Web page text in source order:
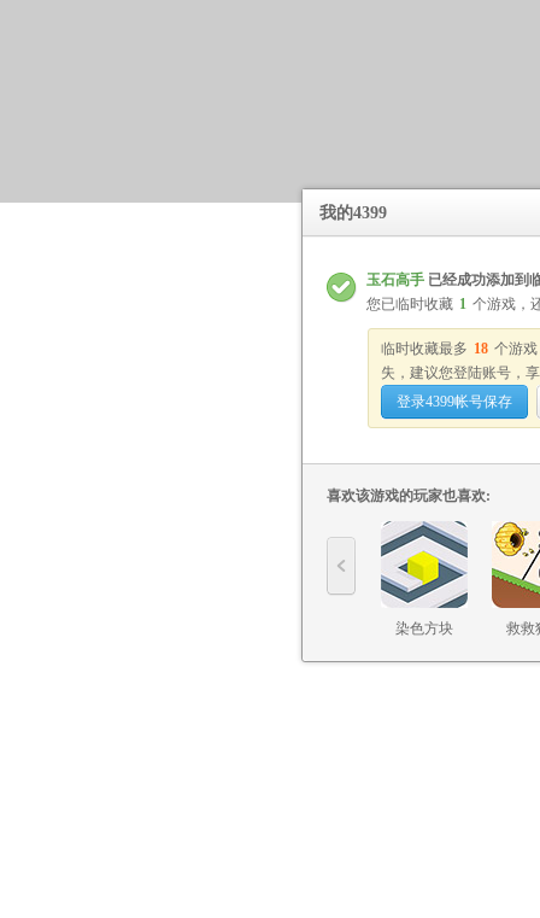
我的4399
玉石高手 已经成功添加到
您已临时收藏 1 个游戏，
临时收藏最多 18 个游
失，建议您登陆账号，
登录4399帐号保存
喜欢该游戏的玩家也喜欢:
染色方块 救救